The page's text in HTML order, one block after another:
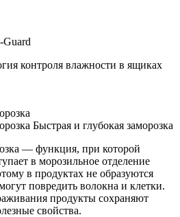
Guard
контроля влажности в ящиках
Быстрая и глубокая заморозка
— функция, при которой
в морозильное отделение
в продуктах не образуются
повредить волокна и клетки.
продукты сохраняют
свойства.